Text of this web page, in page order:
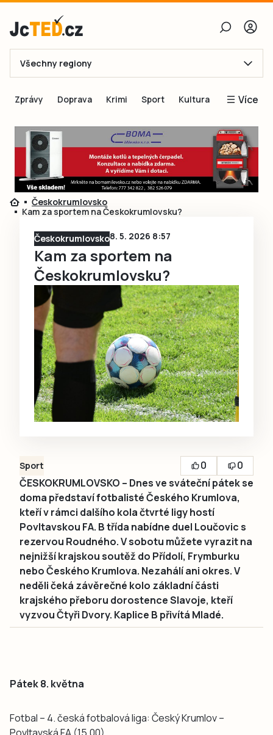
E-mail
Obnovit heslo
Přihlásit se
Přihlásit se přes Facebook
Ještě nemám účet, chci se
Všechny regiony
Zprávy Doprava Krimi Sport Kultura Více
Blogy
Inspirace
Čtenáři píší
Speciální přílohy
Českokrumlovsko
Kam za sportem na Českokrumlovsku?
Českokrumlovsko8. 5. 2026 8:57
Kam za sportem na
Českokrumlovsku?
Sport 0
0
ČESKOKRUMLOVSKO – Dnes ve sváteční pátek se
doma představí fotbalisté Českého Krumlova,
kteří v rámci dalšího kola čtvrté ligy hostí
Povltavskou FA. B třída nabídne duel Loučovic s
rezervou Roudného. V sobotu můžete vyrazit na
nejnižší krajskou soutěž do Přídolí, Frymburku
nebo Českého Krumlova. Nezahálí ani okres. V
neděli čeká závěrečné kolo základní části
krajského přeboru dorostence Slavoje, kteří
vyzvou Čtyři Dvory. Kaplice B přivítá Mladé.
Pátek 8. května
Fotbal – 4. česká fotbalová liga: Český Krumlov –